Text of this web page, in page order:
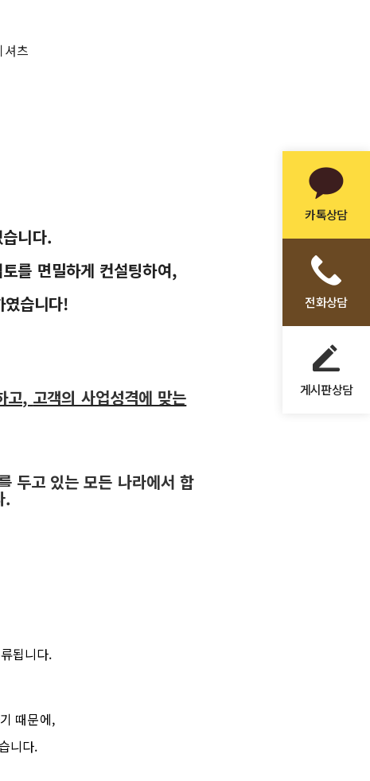
카톡상담
전화상담
게시판상담
셔츠
니다.
를 면밀하게 컨설팅하여,
습니다!
고, 고객의 사업성격에 맞는
두고 있는 모든 나라에서 합
.
됩니다.
때문에,
니다.